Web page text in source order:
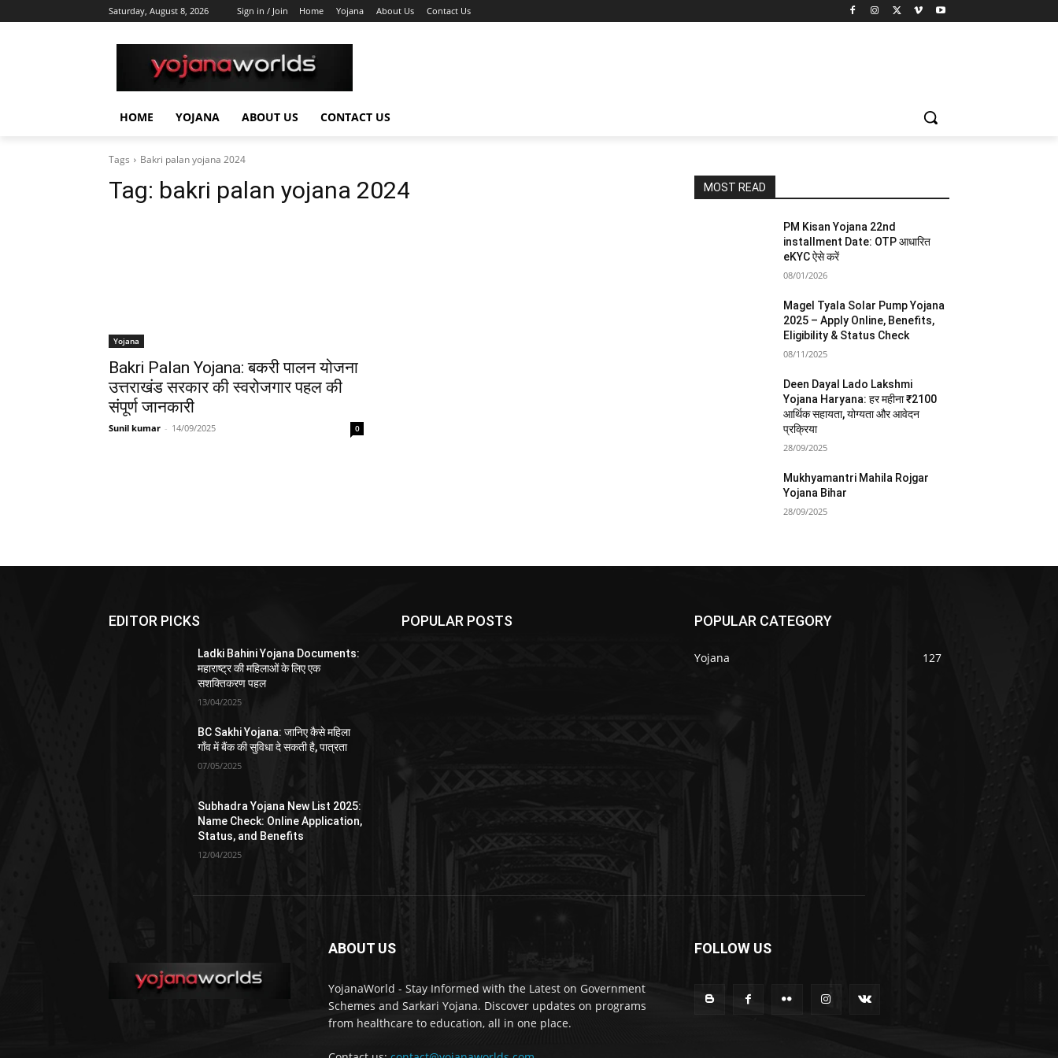
Saturday, August 8, 2026 Sign in / Join Home Yojana About Us Contact Us
HOME YOJANA ABOUT US CONTACT US
Tags Bakri palan yojana 2024
Tag: bakri palan yojana 2024
Yojana
Bakri Palan Yojana: बकरी पालन योजना
उत्तराखंड सरकार की स्वरोजगार पहल की
संपूर्ण जानकारी
Sunil kumar - 14/09/2025 0
MOST READ
PM Kisan Yojana 22nd
installment Date: OTP आधारित
eKYC ऐसे करें
08/01/2026
Magel Tyala Solar Pump Yojana
2025 – Apply Online, Benefits,
Eligibility & Status Check
08/11/2025
Deen Dayal Lado Lakshmi
Yojana Haryana: हर महीना ₹2100
आर्थिक सहायता, योग्यता और आवेदन
प्रक्रिया
28/09/2025
Mukhyamantri Mahila Rojgar
Yojana Bihar
28/09/2025
EDITOR PICKS
Ladki Bahini Yojana Documents:
महाराष्ट्र की महिलाओं के लिए एक
सशक्तिकरण पहल
13/04/2025
BC Sakhi Yojana: जानिए कैसे महिला
गाँव में बैंक की सुविधा दे सकती है, पात्रता
07/05/2025
Subhadra Yojana New List 2025:
Name Check: Online Application,
Status, and Benefits
12/04/2025
POPULAR POSTS POPULAR CATEGORY
Yojana 127
ABOUT US
YojanaWorld - Stay Informed with the Latest on Government
Schemes and Sarkari Yojana. Discover updates on programs
from healthcare to education, all in one place.
FOLLOW US